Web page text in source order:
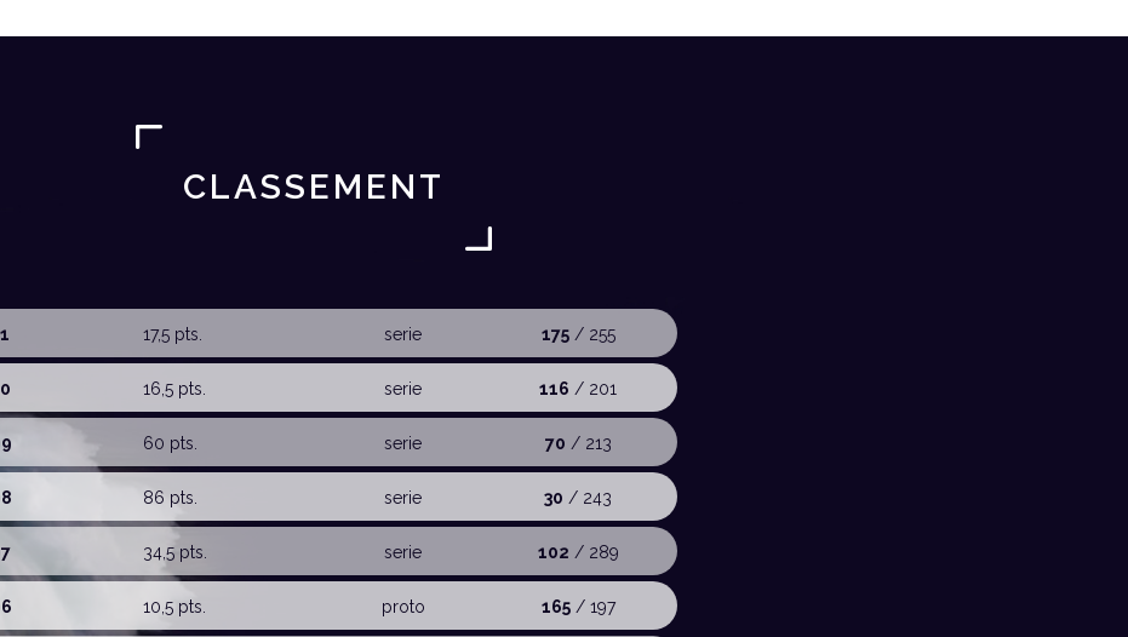
CLASSEMENT
17,5 pts. serie 175/ 255
16,5 pts. serie 116 / 201
60 pts. serie 70 / 213
86 pts. serie 30 / 243
34,5 pts. serie 102 / 289
10,5 pts. proto 165/ 197